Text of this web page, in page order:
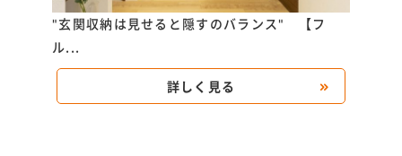
"玄関収納は見せると隠すのバランス" 【フ
ル...
詳しく見る